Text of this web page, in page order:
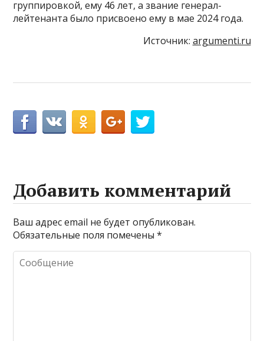
группировкой, ему 46 лет, а звание генерал-
лейтенанта было присвоено ему в мае 2024 года.
Источник: argumenti.ru
Добавить комментарий
Ваш адрес email не будет опубликован.
Обязательные поля помечены*